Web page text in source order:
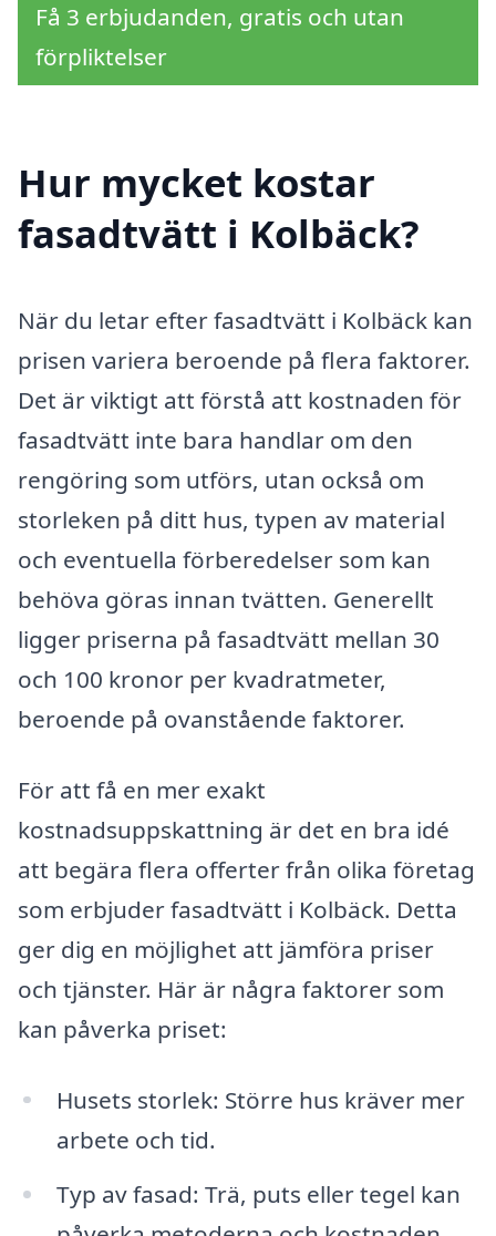
Få 3 erbjudanden, gratis och utan
förpliktelser
Hur mycket kostar
fasadtvätt i Kolbäck?
När du letar efter fasadtvätt i Kolbäck kan
prisen variera beroende på flera faktorer.
Det är viktigt att förstå att kostnaden för
fasadtvätt inte bara handlar om den
rengöring som utförs, utan också om
storleken på ditt hus, typen av material
och eventuella förberedelser som kan
behöva göras innan tvätten. Generellt
ligger priserna på fasadtvätt mellan 30
och 100 kronor per kvadratmeter,
beroende på ovanstående faktorer.
För att få en mer exakt
kostnadsuppskattning är det en bra idé
att begära flera offerter från olika företag
som erbjuder fasadtvätt i Kolbäck. Detta
ger dig en möjlighet att jämföra priser
och tjänster. Här är några faktorer som
kan påverka priset:
Husets storlek: Större hus kräver mer
arbete och tid.
Typ av fasad: Trä, puts eller tegel kan